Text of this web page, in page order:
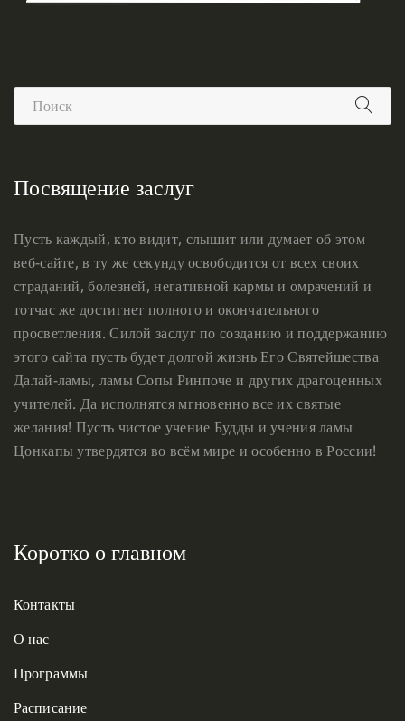
Посвящение заслуг
Пусть каждый, кто видит, слышит или думает об этом
веб-сайте, в ту же секунду освободится от всех своих
страданий, болезней, негативной кармы и омрачений и
тотчас же достигнет полного и окончательного
просветления. Силой заслуг по созданию и поддержанию
этого сайта пусть будет долгой жизнь Его Святейшества
Далай-ламы, ламы Сопы Ринпоче и других драгоценных
учителей. Да исполнятся мгновенно все их святые
желания! Пусть чистое учение Будды и учения ламы
Цонкапы утвердятся во всём мире и особенно в России!
Коротко о главном
Контакты
О нас
Программы
Расписание